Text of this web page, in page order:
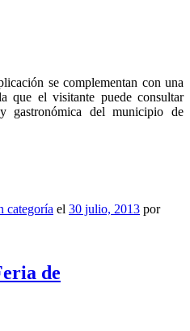
se complementan con una
que el visitante puede consultar
gastronómica del municipio de
categoría el 30 julio, 2013 por
de